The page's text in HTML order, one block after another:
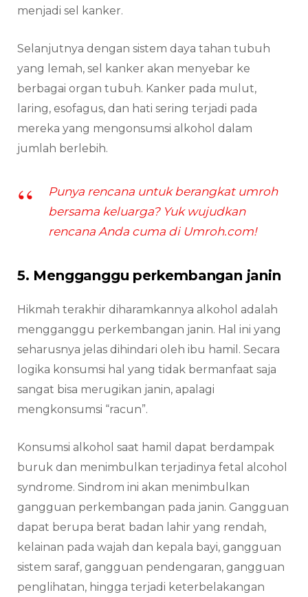
menjadi sel kanker.
Selanjutnya dengan sistem daya tahan tubuh
yang lemah, sel kanker akan menyebar ke
berbagai organ tubuh. Kanker pada mulut,
laring, esofagus, dan hati sering terjadi pada
mereka yang mengonsumsi alkohol dalam
jumlah berlebih.
Punya rencana untuk berangkat umroh
bersama keluarga? Yuk wujudkan
rencana Anda cuma di Umroh.com!
5. Mengganggu perkembangan janin
Hikmah terakhir diharamkannya alkohol adalah
mengganggu perkembangan janin. Hal ini yang
seharusnya jelas dihindari oleh ibu hamil. Secara
logika konsumsi hal yang tidak bermanfaat saja
sangat bisa merugikan janin, apalagi
mengkonsumsi “racun”.
Konsumsi alkohol saat hamil dapat berdampak
buruk dan menimbulkan terjadinya fetal alcohol
syndrome. Sindrom ini akan menimbulkan
gangguan perkembangan pada janin. Gangguan
dapat berupa berat badan lahir yang rendah,
kelainan pada wajah dan kepala bayi, gangguan
sistem saraf, gangguan pendengaran, gangguan
penglihatan, hingga terjadi keterbelakangan